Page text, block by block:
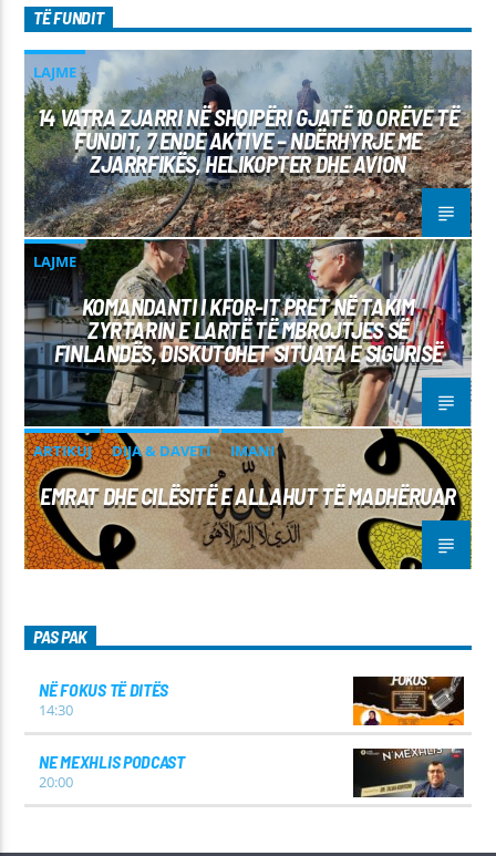
TË FUNDIT
LAJME
14 VATRA ZJARRI NË SHQIPËRI GJATË 10 ORËVE TË
FUNDIT, 7 ENDE AKTIVE – NDËRHYRJE ME
ZJARRFIKËS, HELIKOPTER DHE AVION
LAJME
KOMANDANTI I KFOR-IT PRET NË TAKIM
ZYRTARIN E LARTË TË MBROJTJES SË
FINLANDËS, DISKUTOHET SITUATA E SIGURISË
ARTIKUJ DIJA & DAVETI IMANI
EMRAT DHE CILËSITË E ALLAHUT TË MADHËRUAR
PAS PAK
NË FOKUS TË DITËS
14:30
NE MEXHLIS PODCAST
20:00